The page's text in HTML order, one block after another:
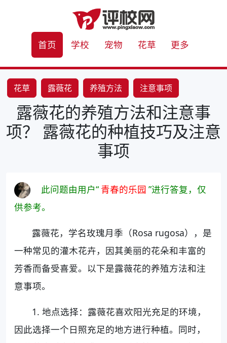
首页 学校 宠物 花草 更多
花草 露薇花 养殖方法 注意事项
露薇花的养殖方法和注意事
项？ 露薇花的种植技巧及注意
事项
此问题由用户“ 青春的乐园 ”进行答复，仅
供参考。
露薇花，学名玫瑰月季（Rosa rugosa），是
一种常见的灌木花卉，因其美丽的花朵和丰富的
芳香而备受喜爱。以下是露薇花的养殖方法和注
意事项。
1. 地点选择：露薇花喜欢阳光充足的环境，
因此选择一个日照充足的地方进行种植。同时，